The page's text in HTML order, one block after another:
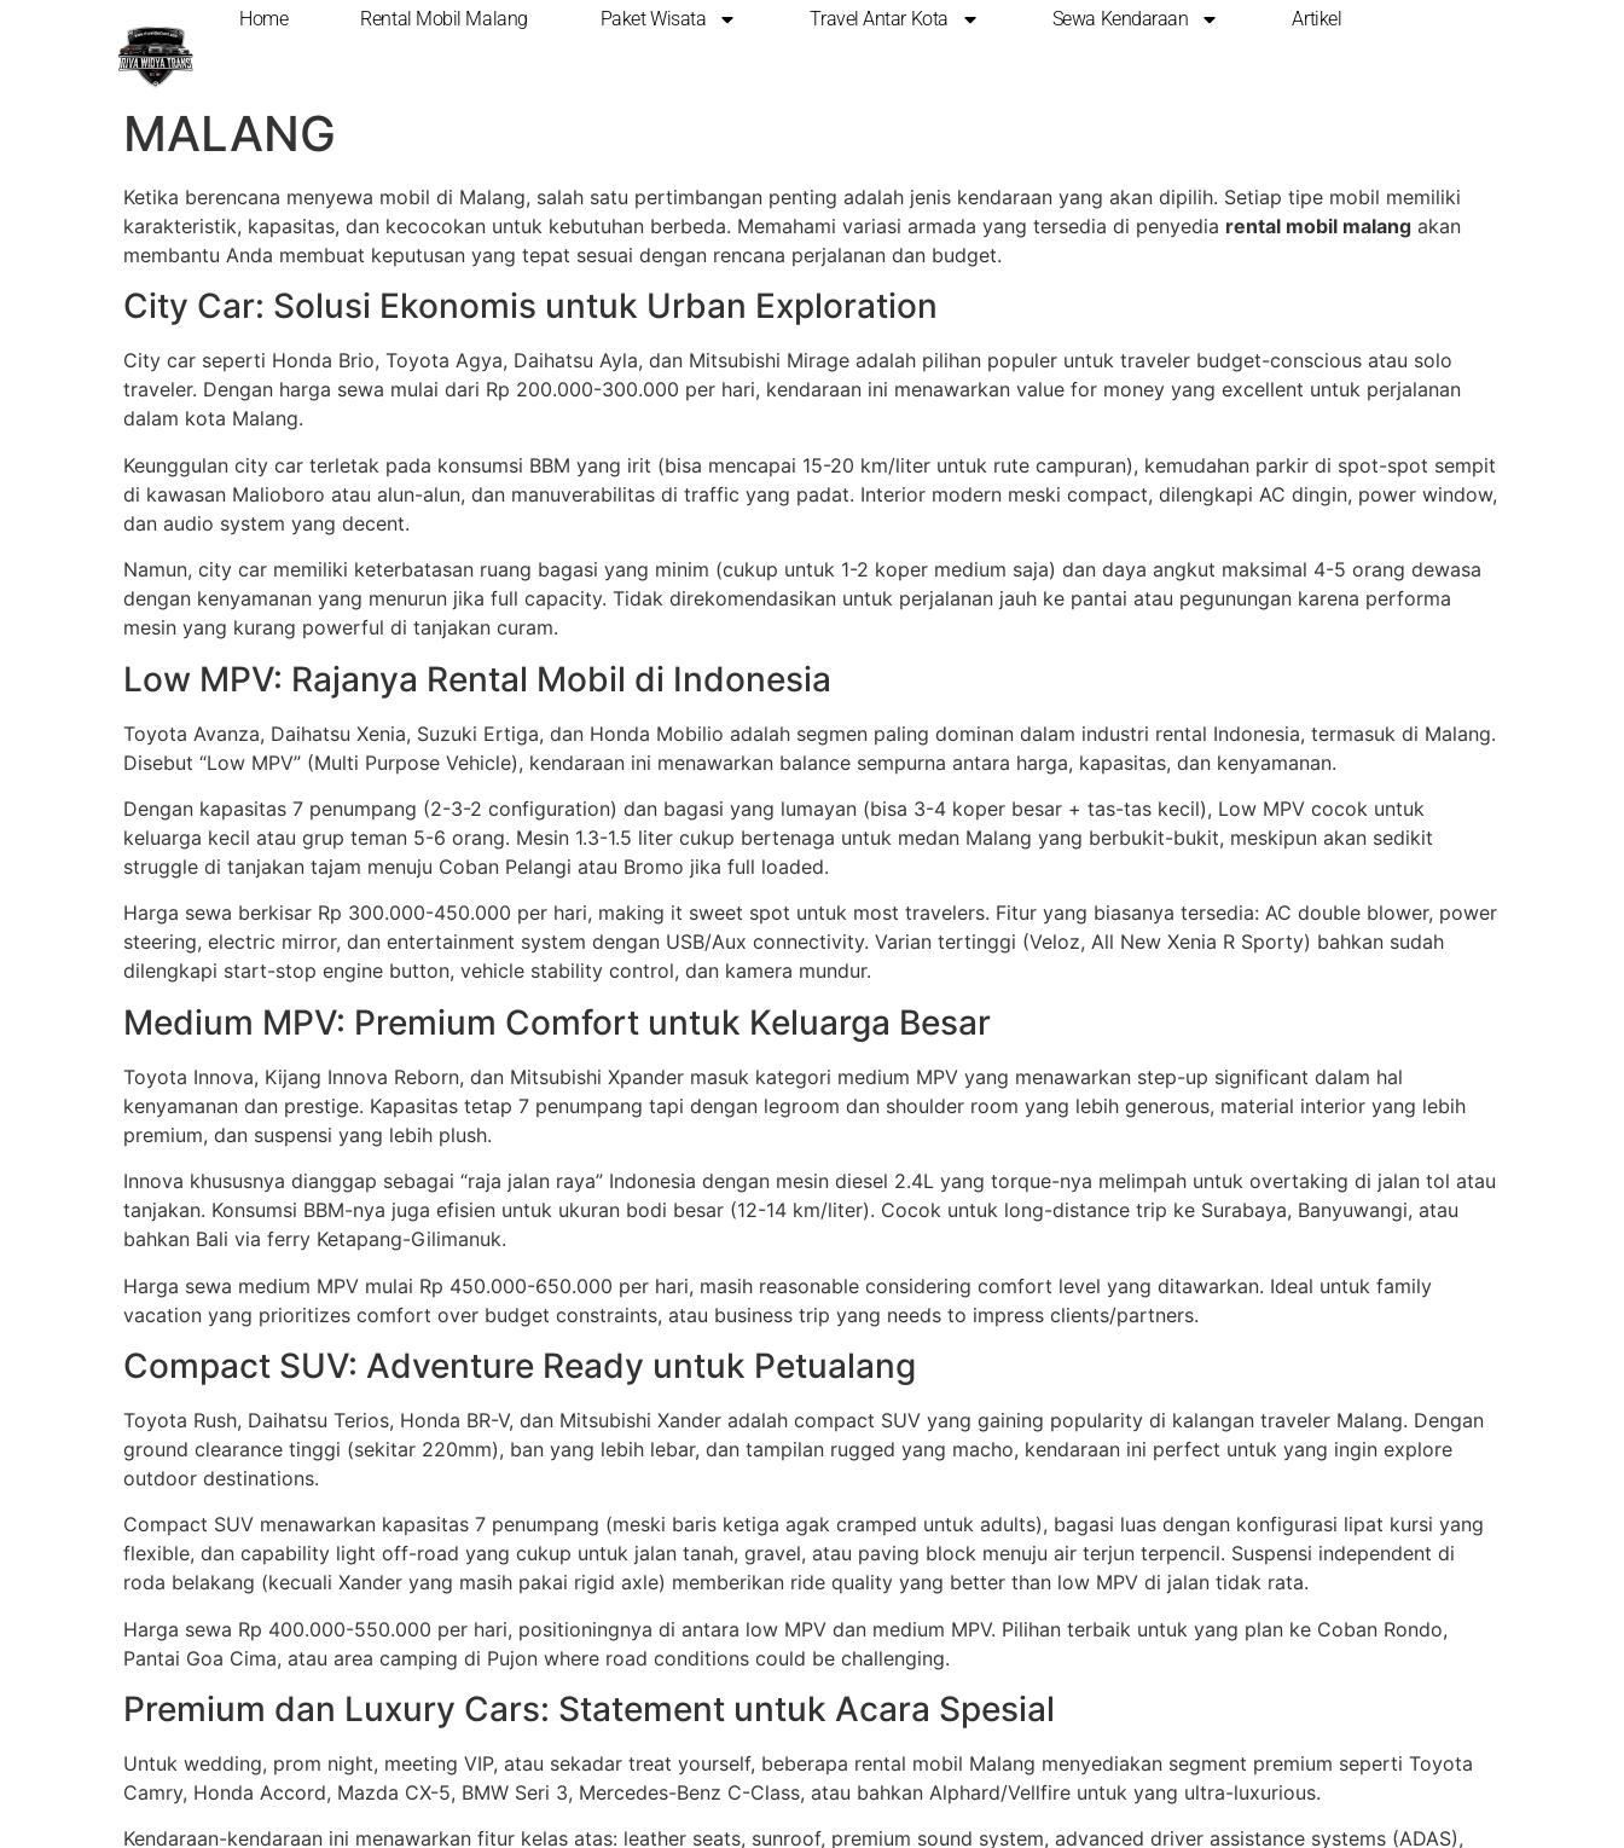
Home Rental Mobil Malang Paket Wisata Travel Antar Kota Sewa Kendaraan Artikel
JENIS-JENIS MOBIL YANG TERSEDIA UNTUK RENTAL DI
MALANG
Ketika berencana menyewa mobil di Malang, salah satu pertimbangan penting adalah jenis kendaraan yang akan dipilih. Setiap tipe mobil memiliki
karakteristik, kapasitas, dan kecocokan untuk kebutuhan berbeda. Memahami variasi armada yang tersedia di penyedia rental mobil malang akan
membantu Anda membuat keputusan yang tepat sesuai dengan rencana perjalanan dan budget.
City Car: Solusi Ekonomis untuk Urban Exploration
City car seperti Honda Brio, Toyota Agya, Daihatsu Ayla, dan Mitsubishi Mirage adalah pilihan populer untuk traveler budget-conscious atau solo
traveler. Dengan harga sewa mulai dari Rp 200.000-300.000 per hari, kendaraan ini menawarkan value for money yang excellent untuk perjalanan
dalam kota Malang.
Keunggulan city car terletak pada konsumsi BBM yang irit (bisa mencapai 15-20 km/liter untuk rute campuran), kemudahan parkir di spot-spot sempit
di kawasan Malioboro atau alun-alun, dan manuverabilitas di traffic yang padat. Interior modern meski compact, dilengkapi AC dingin, power window,
dan audio system yang decent.
Namun, city car memiliki keterbatasan ruang bagasi yang minim (cukup untuk 1-2 koper medium saja) dan daya angkut maksimal 4-5 orang dewasa
dengan kenyamanan yang menurun jika full capacity. Tidak direkomendasikan untuk perjalanan jauh ke pantai atau pegunungan karena performa
mesin yang kurang powerful di tanjakan curam.
Low MPV: Rajanya Rental Mobil di Indonesia
Toyota Avanza, Daihatsu Xenia, Suzuki Ertiga, dan Honda Mobilio adalah segmen paling dominan dalam industri rental Indonesia, termasuk di Malang.
Disebut “Low MPV” (Multi Purpose Vehicle), kendaraan ini menawarkan balance sempurna antara harga, kapasitas, dan kenyamanan.
Dengan kapasitas 7 penumpang (2-3-2 configuration) dan bagasi yang lumayan (bisa 3-4 koper besar + tas-tas kecil), Low MPV cocok untuk
keluarga kecil atau grup teman 5-6 orang. Mesin 1.3-1.5 liter cukup bertenaga untuk medan Malang yang berbukit-bukit, meskipun akan sedikit
struggle di tanjakan tajam menuju Coban Pelangi atau Bromo jika full loaded.
Harga sewa berkisar Rp 300.000-450.000 per hari, making it sweet spot untuk most travelers. Fitur yang biasanya tersedia: AC double blower, power
steering, electric mirror, dan entertainment system dengan USB/Aux connectivity. Varian tertinggi (Veloz, All New Xenia R Sporty) bahkan sudah
dilengkapi start-stop engine button, vehicle stability control, dan kamera mundur.
Medium MPV: Premium Comfort untuk Keluarga Besar
Toyota Innova, Kijang Innova Reborn, dan Mitsubishi Xpander masuk kategori medium MPV yang menawarkan step-up significant dalam hal
kenyamanan dan prestige. Kapasitas tetap 7 penumpang tapi dengan legroom dan shoulder room yang lebih generous, material interior yang lebih
premium, dan suspensi yang lebih plush.
Innova khususnya dianggap sebagai “raja jalan raya” Indonesia dengan mesin diesel 2.4L yang torque-nya melimpah untuk overtaking di jalan tol atau
tanjakan. Konsumsi BBM-nya juga efisien untuk ukuran bodi besar (12-14 km/liter). Cocok untuk long-distance trip ke Surabaya, Banyuwangi, atau
bahkan Bali via ferry Ketapang-Gilimanuk.
Harga sewa medium MPV mulai Rp 450.000-650.000 per hari, masih reasonable considering comfort level yang ditawarkan. Ideal untuk family
vacation yang prioritizes comfort over budget constraints, atau business trip yang needs to impress clients/partners.
Compact SUV: Adventure Ready untuk Petualang
Toyota Rush, Daihatsu Terios, Honda BR-V, dan Mitsubishi Xander adalah compact SUV yang gaining popularity di kalangan traveler Malang. Dengan
ground clearance tinggi (sekitar 220mm), ban yang lebih lebar, dan tampilan rugged yang macho, kendaraan ini perfect untuk yang ingin explore
outdoor destinations.
Compact SUV menawarkan kapasitas 7 penumpang (meski baris ketiga agak cramped untuk adults), bagasi luas dengan konfigurasi lipat kursi yang
flexible, dan capability light off-road yang cukup untuk jalan tanah, gravel, atau paving block menuju air terjun terpencil. Suspensi independent di
roda belakang (kecuali Xander yang masih pakai rigid axle) memberikan ride quality yang better than low MPV di jalan tidak rata.
Harga sewa Rp 400.000-550.000 per hari, positioningnya di antara low MPV dan medium MPV. Pilihan terbaik untuk yang plan ke Coban Rondo,
Pantai Goa Cima, atau area camping di Pujon where road conditions could be challenging.
Premium dan Luxury Cars: Statement untuk Acara Spesial
Untuk wedding, prom night, meeting VIP, atau sekadar treat yourself, beberapa rental mobil Malang menyediakan segment premium seperti Toyota
Camry, Honda Accord, Mazda CX-5, BMW Seri 3, Mercedes-Benz C-Class, atau bahkan Alphard/Vellfire untuk yang ultra-luxurious.
Kendaraan-kendaraan ini menawarkan fitur kelas atas: leather seats, sunroof, premium sound system, advanced driver assistance systems (ADAS),